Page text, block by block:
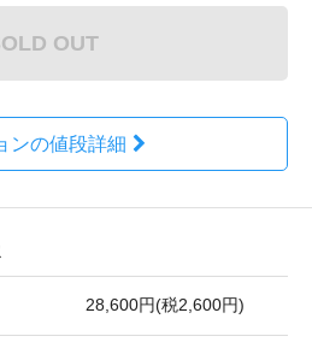
OUT
ンの値段詳細
28,600円(税2,600円)